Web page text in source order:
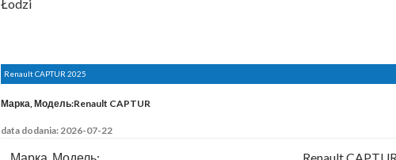
Łodzi
Renault CAPTUR 2025
Марка, Модель:Renault CAPTUR
data dodania: 2026-07-22